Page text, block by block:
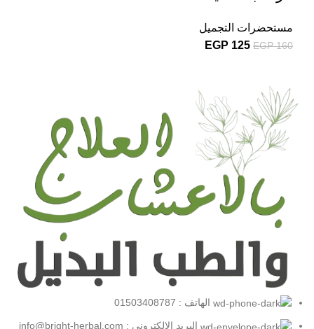
مستحضرات التجميل
EGP160
EGP 125
الهاتف : 01503408787
البريد الإلكتروني : info@bright-herbal.com